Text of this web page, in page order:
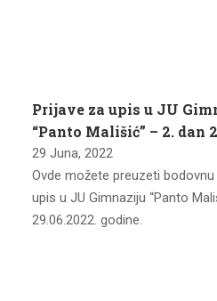
Prijave za upis u JU
“Panto Mališić” – 2. dan
29 Juna, 2022
Ovde možete preuzeti
upis u JU Gimnaziju “Panto
29.06.2022. godine.